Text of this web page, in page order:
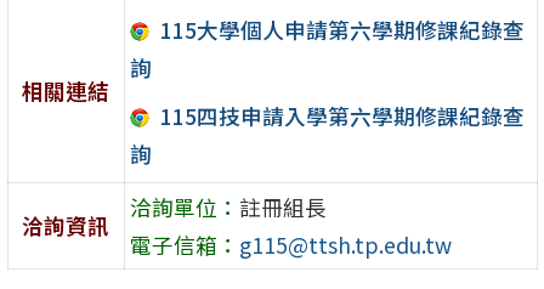
相關連結
115大學個人申請第六學期修課紀錄查
詢
115四技申請入學第六學期修課紀錄查
詢
洽詢資訊
洽詢單位： 註冊組長
電子信箱： g115@ttsh.tp.edu.tw